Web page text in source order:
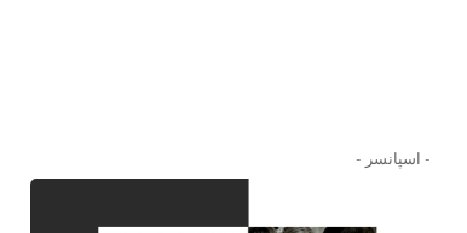
- اسپانسر -